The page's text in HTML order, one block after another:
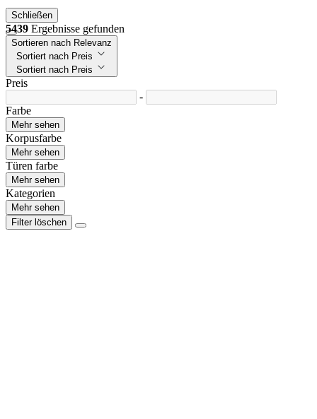
Schließen
5439 Ergebnisse gefunden
Sortieren nach Relevanz
Sortiert nach Preis
Sortiert nach Preis
Preis
-
Farbe
Mehr sehen
Korpusfarbe
Mehr sehen
Türen farbe
Mehr sehen
Kategorien
Mehr sehen
Filter löschen